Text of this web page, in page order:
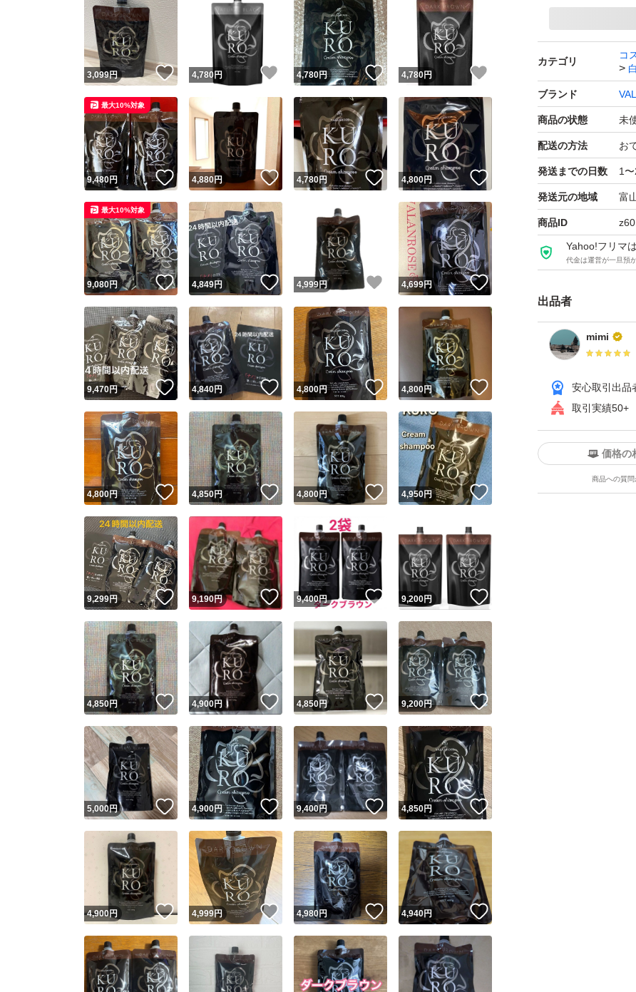
カテゴリ
コ
ブランド
商品の状態 未
配送の方法 お
発送までの日数 1
発送元の地域 富
商品ID
Yahoo!フリマ
代金は運営が一旦預
出品者
mimi
安心取引出品
取引実績50+
ユーザーの実績について
Yahoo!フリマが定めた一定の基準を満たしたユーザーにバッジを付与しています
安心取引出品者
安心取引出品者 Yahoo!フリマの基準をクリアした安心・安全なユーザーです
取引実績
取引実績◯+ このユーザーはYahoo!フリマの取引を完了させた実績があり
他フリマ実績◯+ このユーザーは他フリマサービスでの取引実績があります
スピード&安心発送
※このバッジは実績に基づく表示であり、発送を保証しているものではありません
スピード＆安心発送
このユーザーは高頻度で24時間以内＆設定した発送日数内に
ます
スピード発送 このユーザーは高頻度で24時間以内に発送しています
安心発送 このユーザーは設定した発送日数内に発送しています
価格の
商品への質
この商品の情報をコピーします
商品画像の無断転載は禁止されています
コピーは1商品につき1回です
出品ページへ
キャンセル
3,099円 いいね！
4,780円 いいね！
4,780円 いいね！
4,780円
9,480円 いいね！
最大10%対象
4,880円 いいね！
4,780円 いいね！
4,800円
9,080円 いいね！
最大10%対象
4,849円 いいね！
4,999円 いいね！
4,699円 いいね！
9,470円 いいね！
4,840円 いいね！
4,800円 いいね！
4,800円
4,800円 いいね！
4,850円 いいね！
4,800円 いいね！
4,950円
9,299円 いいね！
9,190円 いいね！
9,400円 いいね！
9,200円 いいね！
4,850円 いいね！
4,900円 いいね！
4,850円 いいね！
9,200円
5,000円 いいね！
4,900円 いいね！
9,400円 いいね！
4,850円 いいね！
4,900円 いいね！
4,999円 いいね！
4,980円 いいね！
4,940円 いいね！